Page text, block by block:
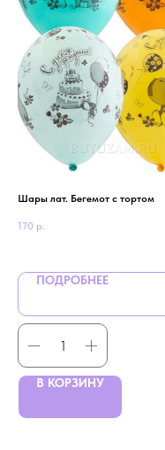
Шары лат. Бегемот с тортом
170 р.
ПОДРОБНЕЕ
В КОРЗИНУ